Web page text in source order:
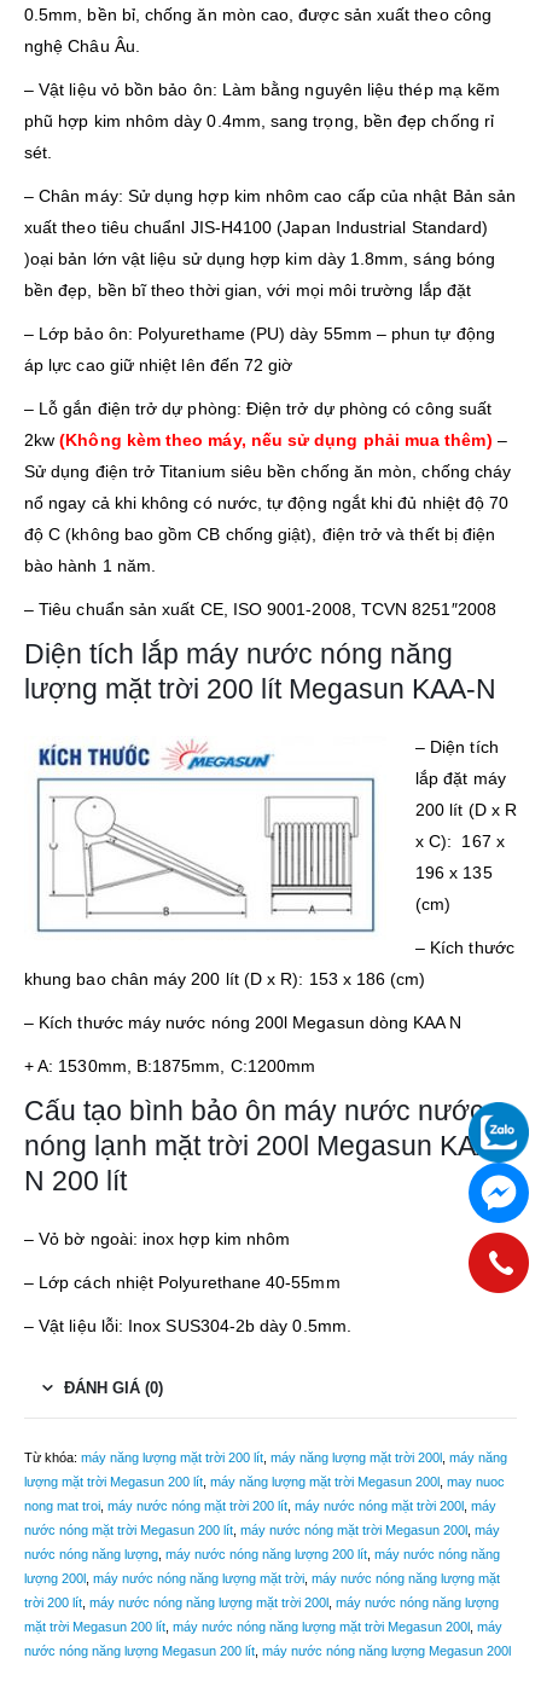
0.5mm, bền bỉ, chống ăn mòn cao, được sản xuất theo công
nghệ Châu Âu.
– Vật liệu vỏ bồn bảo ôn: Làm bằng nguyên liệu thép mạ kẽm
phũ hợp kim nhôm dày 0.4mm, sang trọng, bền đẹp chống rỉ
sét.
– Chân máy: Sử dụng hợp kim nhôm cao cấp của nhật Bản sản
xuất theo tiêu chuẩnl JIS-H4100 (Japan Industrial Standard)
)oại bản lớn vật liệu sử dụng hợp kim dày 1.8mm, sáng bóng
bền đẹp, bền bĩ theo thời gian, với mọi môi trường lắp đặt
– Lớp bảo ôn: Polyurethame (PU) dày 55mm – phun tự động
áp lực cao giữ nhiệt lên đến 72 giờ
– Lỗ gắn điện trở dự phòng: Điện trở dự phòng có công suất
2kw(Không kèm theo máy, nếu sử dụng phải mua thêm) –
Sử dụng điện trở Titanium siêu bền chống ăn mòn, chống cháy
nổ ngay cả khi không có nước, tự động ngắt khi đủ nhiệt độ 70
độ C (không bao gồm CB chống giật), điện trở và thết bị điện
bào hành 1 năm.
– Tiêu chuẩn sản xuất CE, ISO 9001-2008, TCVN 8251″2008
Diện tích lắp máy nước nóng năng
lượng mặt trời 200 lít Megasun KAA-N
– Diện tích
lắp đặt máy
200 lít (D x R
x C): 167 x
196 x 135
(cm)
– Kích thước
khung bao chân máy 200 lít (D x R): 153 x 186 (cm)
– Kích thước máy nước nóng 200l Megasun dòng KAA N
+ A: 1530mm, B:1875mm, C:1200mm
Cấu tạo bình bảo ôn máy nước nước
nóng lạnh mặt trời 200l Megasun KAA
N 200 lít
– Vỏ bờ ngoài: inox hợp kim nhôm
– Lớp cách nhiệt Polyurethane 40-55mm
– Vật liệu lỗi: Inox SUS304-2b dày 0.5mm.
ĐÁNH GIÁ (0)
Từ khóa: máy năng lượng mặt trời 200 lít, máy năng lượng mặt trời 200l , máy năng
lượng mặt trời Megasun 200 lít, máy năng lượng mặt trời Megasun 200l , may nuoc
nong mat troi, máy nước nóng mặt trời 200 lít, máy nước nóng mặt trời 200l , máy
nước nóng mặt trời Megasun 200 lít, máy nước nóng mặt trời Megasun 200l , máy
nước nóng năng lượng, máy nước nóng năng lượng 200 lít, máy nước nóng năng
lượng 200l , máy nước nóng năng lượng mặt trời, máy nước nóng năng lượng mặt
trời 200 lít, máy nước nóng năng lượng mặt trời 200l , máy nước nóng năng lượng
mặt trời Megasun 200 lít, máy nước nóng năng lượng mặt trời Megasun 200l , máy
nước nóng năng lượng Megasun 200 lít, máy nước nóng năng lượng Megasun 200l